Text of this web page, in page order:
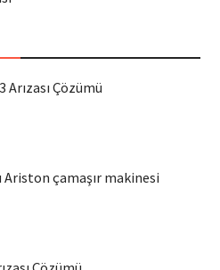
Çözümü
Ariston çamaşır makinesi